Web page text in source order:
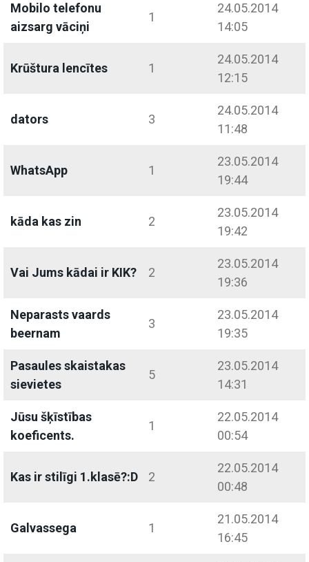
Mobilo telefonu
aizsarg vāciņi
1
24.05.2014
14:05
Krūštura lencītes 1
24.05.2014
12:15
dators 3
24.05.2014
11:48
WhatsApp 1
23.05.2014
19:44
kāda kas zin 2
23.05.2014
19:42
Vai Jums kādai ir KIK? 2
23.05.2014
19:36
Neparasts vaards
beernam
3
23.05.2014
19:35
Pasaules skaistakas
sievietes
5
23.05.2014
14:31
Jūsu šķīstības
koeficents.
1
22.05.2014
00:54
Kas ir stilīgi 1.klasē?:D 2
22.05.2014
00:48
Galvassega 1
21.05.2014
16:45